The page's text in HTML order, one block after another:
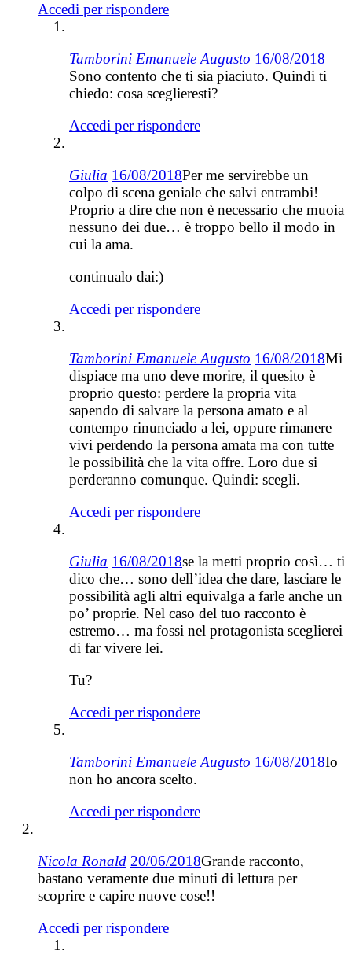
Accedi per rispondere
Tamborini Emanuele Augusto 16/08/2018
Sono contento che ti sia piaciuto. Quindi ti
chiedo: cosa sceglieresti?
Accedi per rispondere
Giulia 16/08/2018Per me servirebbe un
colpo di scena geniale che salvi entrambi!
Proprio a dire che non è necessario che muoia
nessuno dei due… è troppo bello il modo in
cui la ama.
continualo dai:)
Accedi per rispondere
Tamborini Emanuele Augusto 16/08/2018Mi
dispiace ma uno deve morire, il quesito è
proprio questo: perdere la propria vita
sapendo di salvare la persona amato e al
contempo rinunciado a lei, oppure rimanere
vivi perdendo la persona amata ma con tutte
le possibilità che la vita offre. Loro due si
perderanno comunque. Quindi: scegli.
Accedi per rispondere
Giulia 16/08/2018se la metti proprio così… ti
dico che… sono dell’idea che dare, lasciare le
possibilità agli altri equivalga a farle anche un
po’ proprie. Nel caso del tuo racconto è
estremo… ma fossi nel protagonista sceglierei
di far vivere lei.
Tu?
Accedi per rispondere
Tamborini Emanuele Augusto 16/08/2018Io
non ho ancora scelto.
Accedi per rispondere
Nicola Ronald 20/06/2018Grande racconto,
bastano veramente due minuti di lettura per
scoprire e capire nuove cose!!
Accedi per rispondere